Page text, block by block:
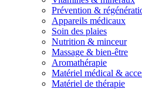
Prévention &
Appareils médicaux
Soin des plaies
Nutrition & minceur
Massage & bien-être
Aromathérapie
Matériel médical &
Matériel de thérapie